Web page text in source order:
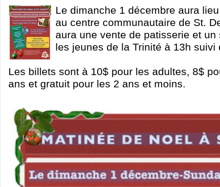
Le dimanche 1 décembre aura
au centre communautaire de St.
aura une vente de patisserie et
les jeunes de la Trinité à 13h
Les billets sont à 10$ pour les adultes, 8$
ans et gratuit pour les 2 ans et moins.